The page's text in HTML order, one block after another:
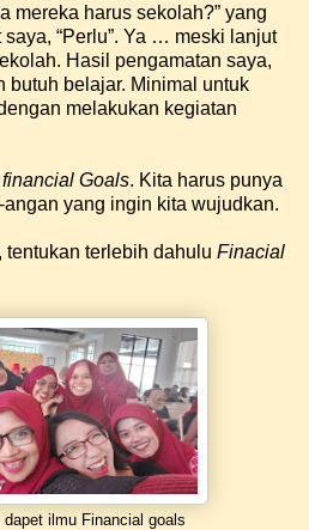
mereka harus sekolah?” yang
“Perlu”. Ya … meski lanjut
Hasil pengamatan saya,
butuh belajar. Minimal untuk
melakukan kegiatan
financial Goals. Kita harus punya
yang ingin kita wujudkan.
tentukan terlebih dahulu Finacial
ilmu Financial goals